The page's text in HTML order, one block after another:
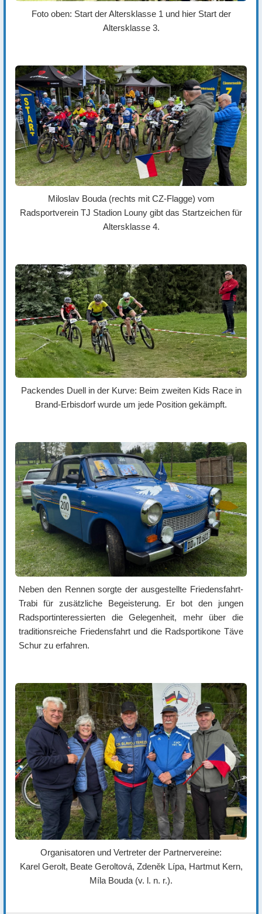
Foto oben: Start der Altersklasse 1 und hier Start der
Altersklasse 3.
Miloslav Bouda (rechts mit CZ-Flagge) vom
Radsportverein TJ Stadion Louny gibt das Startzeichen für
Altersklasse 4.
Packendes Duell in der Kurve: Beim zweiten Kids Race in
Brand-Erbisdorf wurde um jede Position gekämpft.
Neben den Rennen sorgte der ausgestellte Friedensfahrt-
Trabi für zusätzliche Begeisterung. Er bot den jungen
Radsportinteressierten die Gelegenheit, mehr über die
traditionsreiche Friedensfahrt und die Radsportikone Täve
Schur zu erfahren.
Organisatoren und Vertreter der Partnervereine:
Karel Gerolt, Beate Geroltová, Zdeněk Lípa, Hartmut Kern,
Míla Bouda (v. l. n. r.).